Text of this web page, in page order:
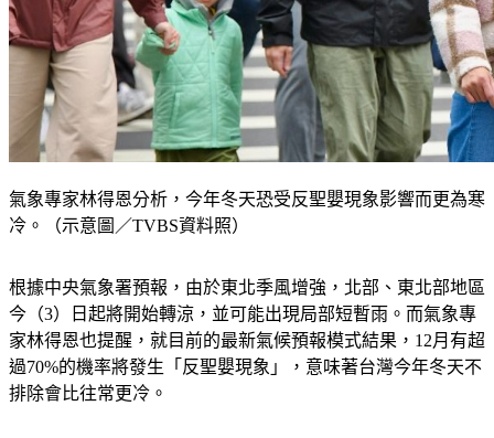
冷。（示意圖／TVBS資料照）
今（3）日起將開始轉涼，並可能出現局部短暫雨。而氣象專
家林得恩也提醒，就目前的最新氣候預報模式結果，12月有超
過70%的機率將發生「反聖嬰現象」，意味著台灣今年冬天不
排除會比往常更冷。